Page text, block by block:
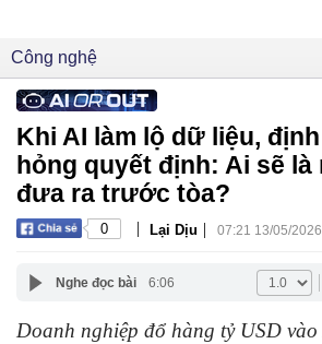
Công nghệ
Khi AI làm lộ dữ liệu,
hỏng quyết định: Ai sẽ
đưa ra trước tòa?
0 | Lại Dịu | 07:21 13/05/2026
Nghe đọc bài 6:06
Doanh nghiệp đổ hàng tỷ USD